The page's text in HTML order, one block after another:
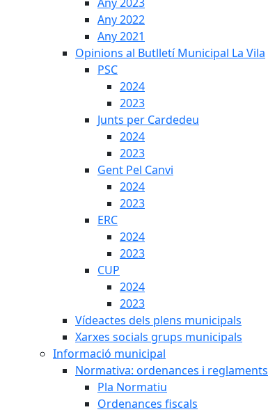
Any 2022
Any 2021
Opinions al Butlletí Municipal La Vila
PSC
2024
2023
Junts per Cardedeu
2024
2023
Gent Pel Canvi
2024
2023
ERC
2024
2023
CUP
2024
2023
Vídeactes dels plens municipals
Xarxes socials grups municipals
Informació municipal
Normativa: ordenances i reglaments
Pla Normatiu
Ordenances fiscals